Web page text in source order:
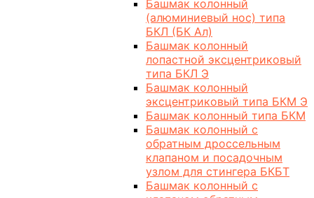
Башмак колонный
(алюминиевый нос) типа
БКЛ (БК Ал)
Башмак колонный
лопастной эксцентриковый
типа БКЛ Э
Башмак колонный
эксцентриковый типа БКМ Э
Башмак колонный типа БКМ
Башмак колонный с
обратным дроссельным
клапаном и посадочным
узлом для стингера БКБТ
Башмак колонный с